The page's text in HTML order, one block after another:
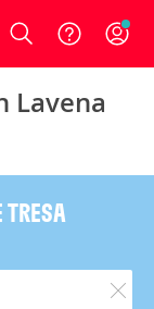
Login
Lavena
TRESA